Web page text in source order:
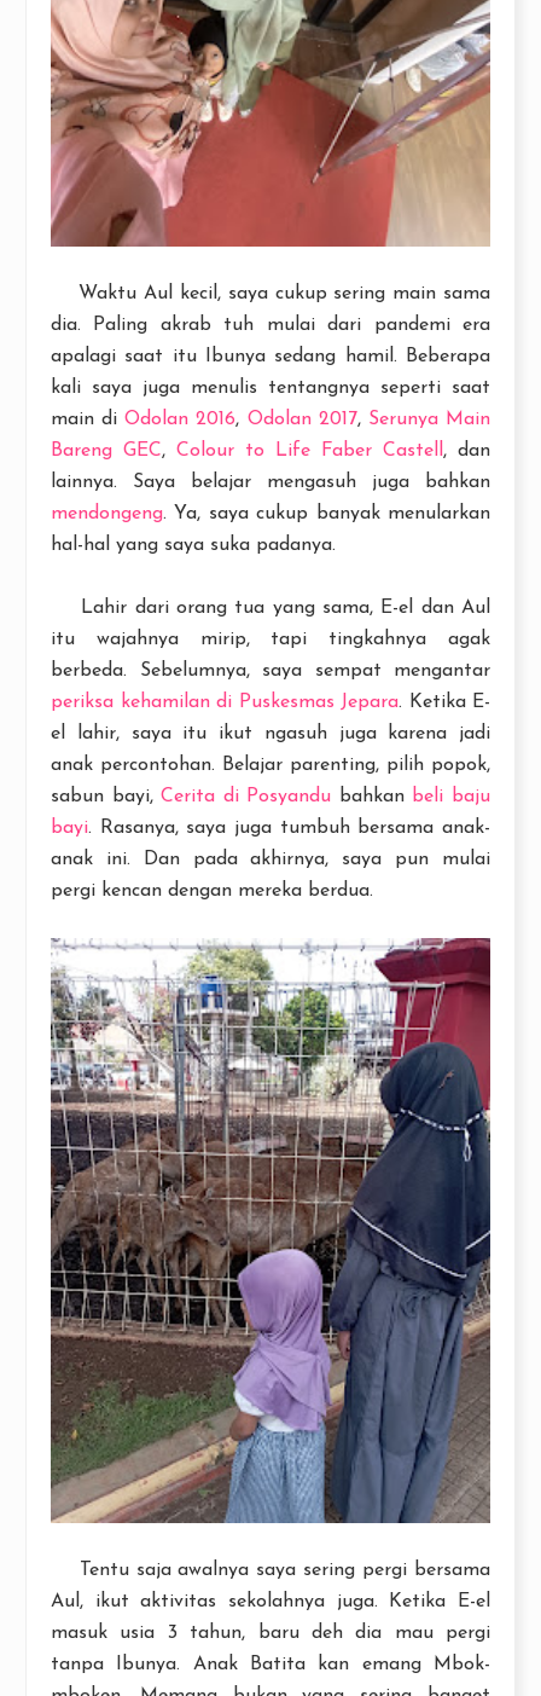
Waktu Aul kecil, saya cukup sering main sama
dia. Paling akrab tuh mulai dari pandemi era
apalagi saat itu Ibunya sedang hamil. Beberapa
kali saya juga menulis tentangnya seperti saat
main diOdolan 2016, Odolan 2017, Serunya Main
Bareng GEC, Colour to Life Faber Castell, dan
lainnya. Saya belajar mengasuh juga bahkan
mendongeng. Ya, saya cukup banyak menularkan
hal-hal yang saya suka padanya.
Lahir dari orang tua yang sama, E-el dan Aul
itu wajahnya mirip, tapi tingkahnya agak
berbeda. Sebelumnya, saya sempat mengantar
periksa kehamilan di Puskesmas Jepara. Ketika E-
el lahir, saya itu ikut ngasuh juga karena jadi
anak percontohan. Belajar parenting, pilih popok,
sabun bayi,Cerita di Posyandu bahkan beli baju
bayi. Rasanya, saya juga tumbuh bersama anak-
anak ini. Dan pada akhirnya, saya pun mulai
pergi kencan dengan mereka berdua.
Tentu saja awalnya saya sering pergi bersama
Aul, ikut aktivitas sekolahnya juga. Ketika E-el
masuk usia 3 tahun, baru deh dia mau pergi
tanpa Ibunya. Anak Batita kan emang Mbok-